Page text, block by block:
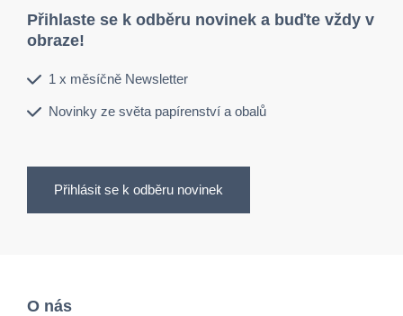
Přihlaste se k odběru novinek a buďte vždy v
obraze!
1 x měsíčně Newsletter
Novinky ze světa papírenství a obalů
Přihlásit se k odběru novinek
O nás